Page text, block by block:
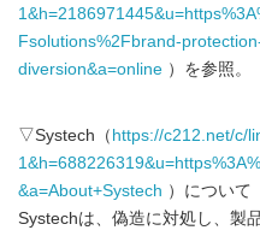
Fsolutions%2Fbrand-
diversion&a=online ）を参照。
▽Systech（ https://c212.net/c/
&a=About+Systech ）について
Systechは、偽造に対処し、製